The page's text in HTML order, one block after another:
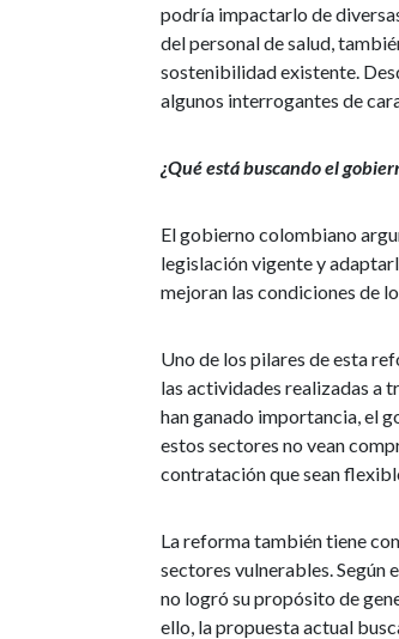
podría impactarlo de
del personal de salud,
sostenibilidad existente.
algunos interrogantes de
¿Qué está buscando el
El gobierno colombiano
legislación vigente y
mejoran las condiciones de
Uno de los pilares de esta
las actividades realizadas a
han ganado importancia, el
estos sectores no vean
contratación que sean
La reforma también tiene
sectores vulnerables.
no logró su propósito de
ello, la propuesta actual